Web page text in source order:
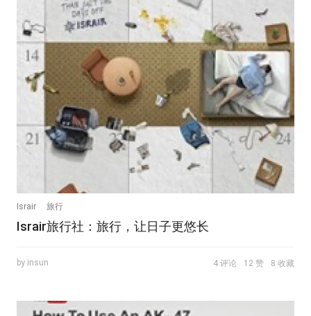
Israir 旅行
Israir旅行社：旅行，让日子更悠长
by insun 4 评论 12 赞 8 收藏